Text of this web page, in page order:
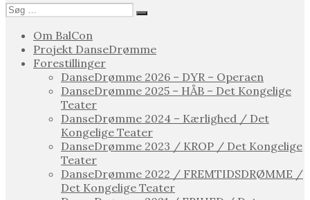
Søg
efter:
Søg
Om BalCon
Projekt DanseDrømme
Forestillinger
DanseDrømme 2026 – DYR – Operaen
DanseDrømme 2025 – HÅB – Det Kongelige
Teater
DanseDrømme 2024 – Kærlighed / Det
Kongelige Teater
DanseDrømme 2023 / KROP / Det Kongelige
Teater
DanseDrømme 2022 / FREMTIDSDRØMME /
Det Kongelige Teater